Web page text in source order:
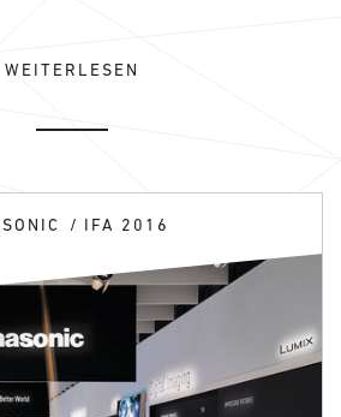
WEITERLESEN
IFA 2016